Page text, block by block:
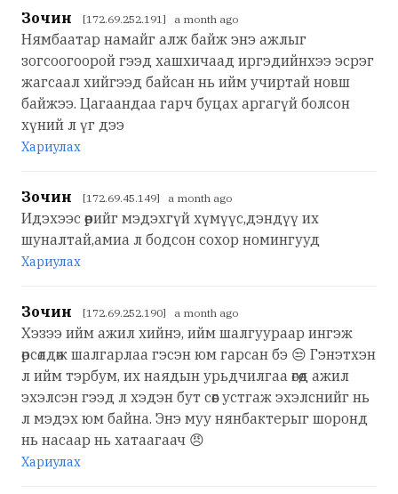
Зочин [172.69.252.191] a month ago
Нямбаатар намайг алж байж энэ ажлыг
зогсоогоорой гээд хашхичаад иргэдийнхээ эсрэг
жагсаал хийгээд байсан нь ийм учиртай новш
байжээ. Цагаандаа гарч буцах аргагүй болсон
хүний л үг дээ
Хариулах
Зочин [172.69.45.149] a month ago
Идэхээс өөрийг мэдэхгүй хүмүүс,дэндүү их
шуналтай,амиа л бодсон сохор номингууд
Хариулах
Зочин [172.69.252.190] a month ago
Хэзээ ийм ажил хийнэ, ийм шалгуураар ингэж
өрсөлдөж шалгарлаа гэсэн юм гарсан бэ 😒 Гэнэтхэн
л ийм тэрбум, их наядын урьдчилгаа өгөөд ажил
эхэлсэн гээд л хэдэн бут сөөг устгаж эхэлснийг нь
л мэдэх юм байна. Энэ муу нянбактерыг шоронд
нь насаар нь хатаагаач 😠
Хариулах